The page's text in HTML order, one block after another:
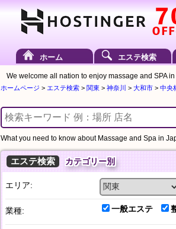
ホーム エステ検索
We welcome all nation to enjoy massage and SPA
ホームページ > エステ検索 > 関東 > 神奈川 > 大和市 > 中央
What you need to know about Massage and Spa in
エステ検索 カテゴリー別
エリア:
業種: 一般エステ